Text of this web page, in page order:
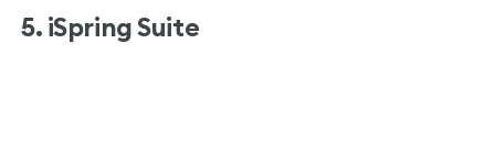
5. iSpring Suite